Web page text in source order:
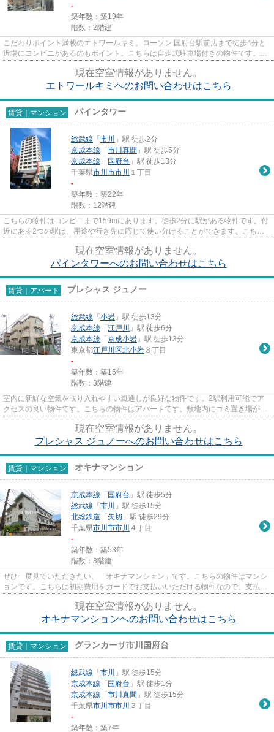
-
築年数：築19年
階数：2階建
こだわりポイント満載のエトワールキミ。ローソン 国府台駅前店まで徒歩4分と
近場にコンビニがあるのもポイント。こちらは自走式駐車場付きの物件です。敷
現在空室情報がありません。
エトワールキミへのお問い合わせはこちら
賃貸｜マンション パインタワー
総武線 「 市川
」駅 徒歩2分
京成本線 「 市川真間 」駅 徒歩5分
京成本線 「 国府台 」駅 徒歩13分
千葉県市川市市川 １丁目
-
築年数：築22年
階数：12階建
こちらの物件はコンビニまで159mにあります。徒歩2分に駅がある物件です。付
近にある2つの駅は、用途や行き先に応じて使い分けることができます。こちら
現在空室情報がありません。
パインタワーへのお問い合わせはこちら
賃貸｜アパート プレシャス ジュノー
総武線 「 小岩 」駅 徒歩13分
京成本線 「 江戸川
」駅 徒歩6分
京成本線 「 京成小岩 」駅 徒歩13分
東京都江戸川区北小岩 ３丁目
-
築年数：築15年
階数：3階建
室内に新鮮な空気を取り入れやすい風通しが良好な物件です。2駅利用可能でア
クセスの良い物件です。こちらの物件はアパートです。敷地内にゴミ置き場があ
現在空室情報がありません。
プレシャス ジュノーへのお問い合わせはこちら
賃貸｜マンション オキナマンション
京成本線 「 国府台 」駅 徒歩5分
総武線 「 市川
」駅 徒歩15分
北総鉄道 「 矢切 」駅 徒歩29分
千葉県市川市市川 ４丁目
-
築年数：築53年
階数：3階建
ぜひ一度見ていただきたい、「オキナマンション」です。こちらの物件はマンシ
ョンです。こちらは初期費用をカードでお支払いいただける物件なので、支払い
現在空室情報がありません。
オキナマンションへのお問い合わせはこちら
賃貸｜マンション グランカーサ市川国府台
総武線 「 市川
」駅 徒歩15分
京成本線 「 国府台 」駅 徒歩1分
京成本線 「 市川真間 」駅 徒歩15分
千葉県市川市市川 ３丁目
-
築年数：築7年